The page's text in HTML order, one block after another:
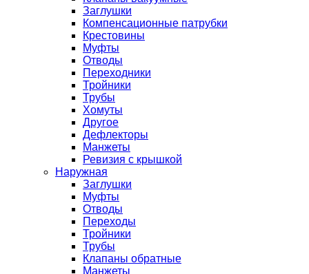
Заглушки
Компенсационные патрубки
Крестовины
Муфты
Отводы
Переходники
Тройники
Трубы
Хомуты
Другое
Дефлекторы
Манжеты
Ревизия с крышкой
Наружная
Заглушки
Муфты
Отводы
Переходы
Тройники
Трубы
Клапаны обратные
Манжеты